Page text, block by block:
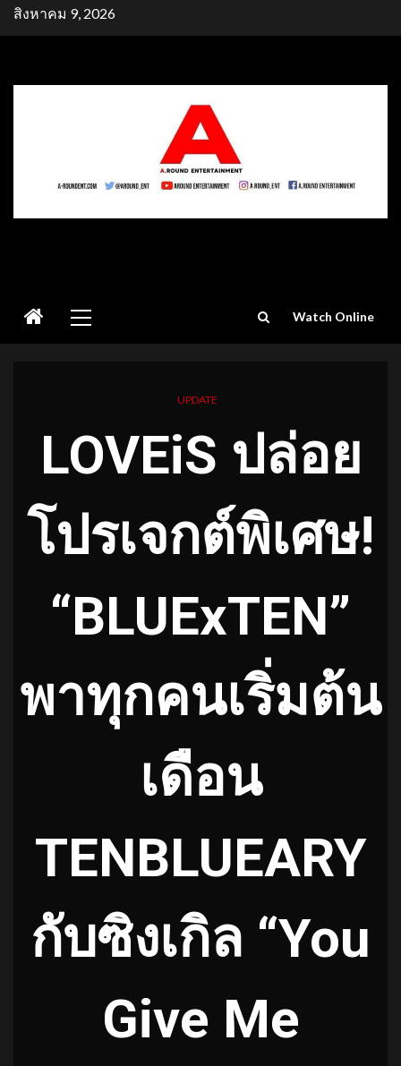
Skipสิงหาคม 9, 2026
Menu
Watch Online
UPDATE
LOVEiS ปล่อย
โปรเจกต์พิเศษ!
“BLUExTEN”
พาทุกคนเริ่มต้น
เดือน
TENBLUEARY
กับซิงเกิล “You
Give Me